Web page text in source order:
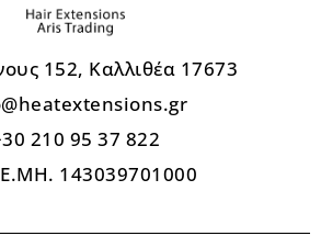
152, Καλλιθέα 17673
210 95 37 822
143039701000